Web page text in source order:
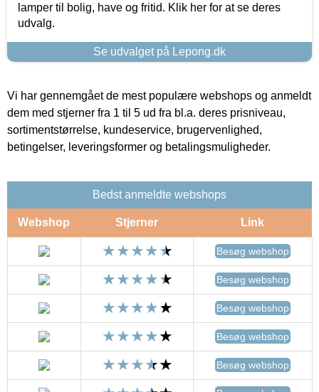
lamper til bolig, have og fritid. Klik her for at se deres
udvalg.
Se udvalget på Lepong.dk
Vi har gennemgået de mest populære webshops og anmeldt
dem med stjerner fra 1 til 5 ud fra bl.a. deres prisniveau,
sortimentstørrelse, kundeservice, brugervenlighed,
betingelser, leveringsformer og betalingsmuligheder.
Bedst anmeldte webshops
Webshop Stjerner Link
Besøg webshop
Besøg webshop
Besøg webshop
Besøg webshop
Besøg webshop